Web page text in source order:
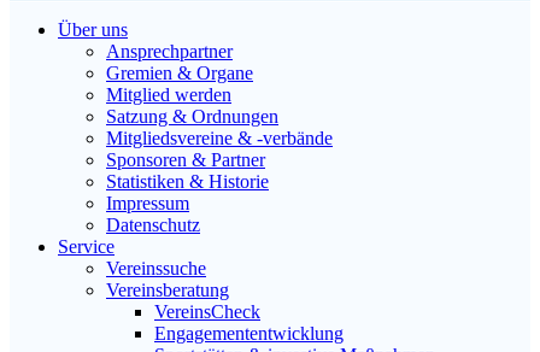
Über uns
Ansprechpartner
Gremien & Organe
Mitglied werden
Satzung & Ordnungen
Mitgliedsvereine & -verbände
Sponsoren & Partner
Statistiken & Historie
Impressum
Datenschutz
Service
Vereinssuche
Vereinsberatung
VereinsCheck
Engagemententwicklung